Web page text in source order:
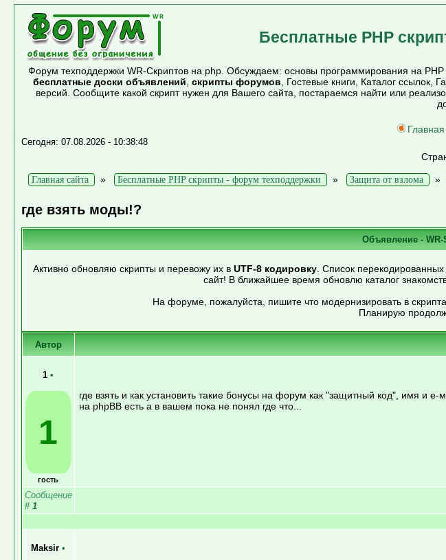
Бесплатные PHP
Форум техподдержки WR-Скриптов на php. Обсуждаем: основы программирования на
бесплатные доски объявлений скрипты форумов , Гостевые книги, Каталог ссылок,
версий. Сообщите какой скрипт нужен для Вашего сайта, постараемся найти или
Сегодня: 07.08.2026 - 10:38:48
Главная сайта » Бесплатные PHP скрипты - форум техподдержки » Защита от взлома »
где взять моды!?
Объявление -
Активно обновляю скрипты и перевожу их в UTF-8 кодировку. Список перекодированных
сайт! В ближайшее время обновлю каталог
На форуме, пожалуйста, пишите что модернизировать в
Планирую
Автор
1 •
1
гость
где взять и как установить такие бонусы на форум как "защитный код", имя и е-
на phpBB есть а в вашем пока не понял где что...
Сообщение
# 1
Maksir •